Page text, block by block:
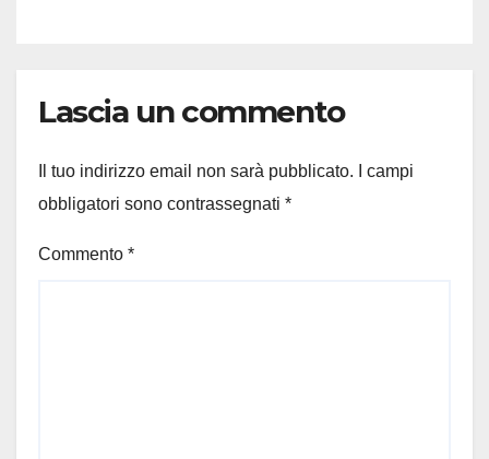
Lascia un commento
Il tuo indirizzo email non sarà pubblicato.
I campi
obbligatori sono contrassegnati *
Commento *